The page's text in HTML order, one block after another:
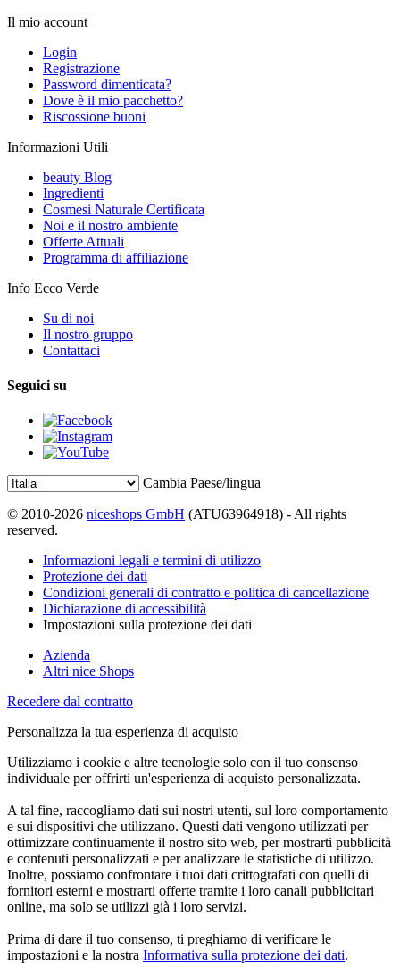
Il mio account
Login
Registrazione
Password dimenticata?
Dove è il mio pacchetto?
Riscossione buoni
Informazioni Utili
beauty Blog
Ingredienti
Cosmesi Naturale Certificata
Noi e il nostro ambiente
Offerte Attuali
Programma di affiliazione
Info Ecco Verde
Su di noi
Il nostro gruppo
Contattaci
Seguici su
Cambia Paese/lingua
© 2010-2026 niceshops GmbH (ATU63964918) - All rights
reserved.
Informazioni legali e termini di utilizzo
Protezione dei dati
Condizioni generali di contratto e politica di cancellazione
Dichiarazione di accessibilità
Impostazioni sulla protezione dei dati
Azienda
Altri nice Shops
Recedere dal contratto
Personalizza la tua esperienza di acquisto
Utilizziamo i cookie e altre tecnologie solo con il tuo consenso
individuale per offrirti un'esperienza di acquisto personalizzata.
A tal fine, raccogliamo dati sui nostri utenti, sul loro comportamento
e sui dispositivi che utilizzano. Questi dati vengono utilizzati per
ottimizzare continuamente il nostro sito web, per mostrarti pubblicità
e contenuti personalizzati e per analizzare le statistiche di utilizzo.
Inoltre, possiamo confrontare i tuoi dati crittografati con quelli di
fornitori esterni e mostrarti offerte tramite i loro canali pubblicitari
online, ma solo se utilizzi già i loro servizi.
Prima di dare il tuo consenso, ti preghiamo di verificare le
impostazioni e la nostra Informativa sulla protezione dei dati.